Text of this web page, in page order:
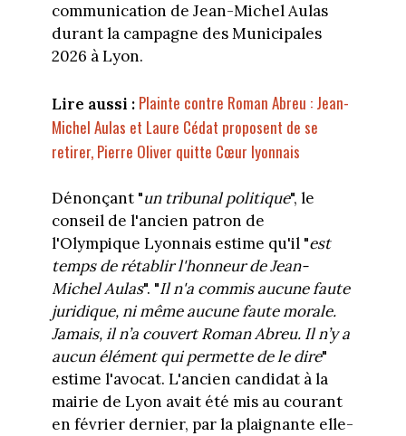
communication de Jean-Michel Aulas
durant la campagne des Municipales
2026 à Lyon.
Lire aussi : Plainte contre Roman Abreu : Jean-
Michel Aulas et Laure Cédat proposent de se
retirer, Pierre Oliver quitte Cœur lyonnais
Dénonçant "un tribunal politique", le
conseil de l'ancien patron de
l'Olympique Lyonnais estime qu'il "est
temps de rétablir l'honneur de Jean-
Michel Aulas". "Il n'a commis aucune faute
juridique, ni même aucune faute morale.
Jamais, il n’a couvert Roman Abreu. Il n’y a
aucun élément qui permette de le dire"
estime l'avocat. L'ancien candidat à la
mairie de Lyon avait été mis au courant
en février dernier, par la plaignante elle-